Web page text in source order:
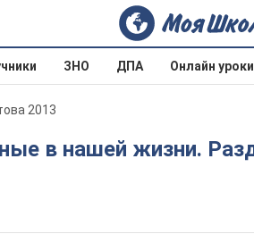
ЗНО ДПА Онлайн уроки
2013